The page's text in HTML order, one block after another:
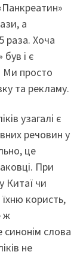
а
раза. Хоча
і є
Ми просто
та рекламу.
узагалі є
речовин у
це
При
Китаї чи
користь,
ж
синонім слова
не